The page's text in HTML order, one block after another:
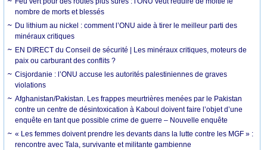
nombre de morts et blessés
Du lithium au nickel : comment l’ONU aide à tirer le meilleur parti des
minéraux critiques
EN DIRECT du Conseil de sécurité | Les minéraux critiques, moteurs de
paix ou carburant des conflits ?
Cisjordanie : l’ONU accuse les autorités palestiniennes de graves
violations
Afghanistan/Pakistan. Les frappes meurtrières menées par le Pakistan
contre un centre de désintoxication à Kaboul doivent faire l’objet d’une
enquête en tant que possible crime de guerre – Nouvelle enquête
« Les femmes doivent prendre les devants dans la lutte contre les MGF » :
rencontre avec Tala, survivante et militante gambienne